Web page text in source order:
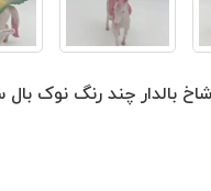
چند رنگ نوک بال سبز